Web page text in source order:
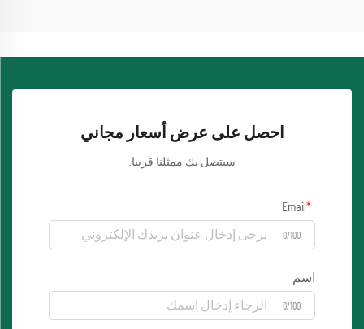
احصل على عرض أسعار مجاني
سيتصل بك ممثلنا قريبا.
Email
0/100
اسم
0/100